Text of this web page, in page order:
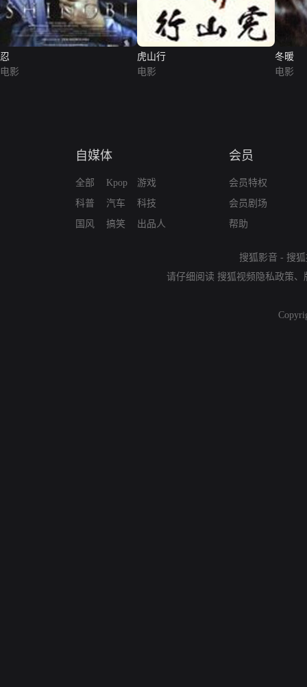
忍
电影
虎山行
电影
冬暖
电影
自媒体
全部
科普
国风
Kpop
汽车
搞笑
游戏
科技
出品人
会员
会员特权
会员剧场
帮助
搜狐影音 - 搜
请仔细阅读 搜狐视频隐私政策、